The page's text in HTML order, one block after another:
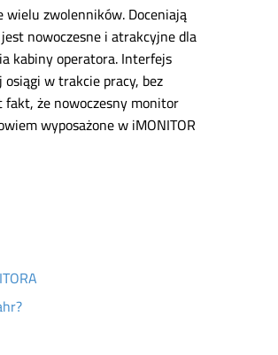
wielu zwolenników. Doceniają
nowoczesne i atrakcyjne dla
kabiny operatora. Interfejs
w trakcie pracy, bez
że nowoczesny monitor
wyposażone w iMONITOR